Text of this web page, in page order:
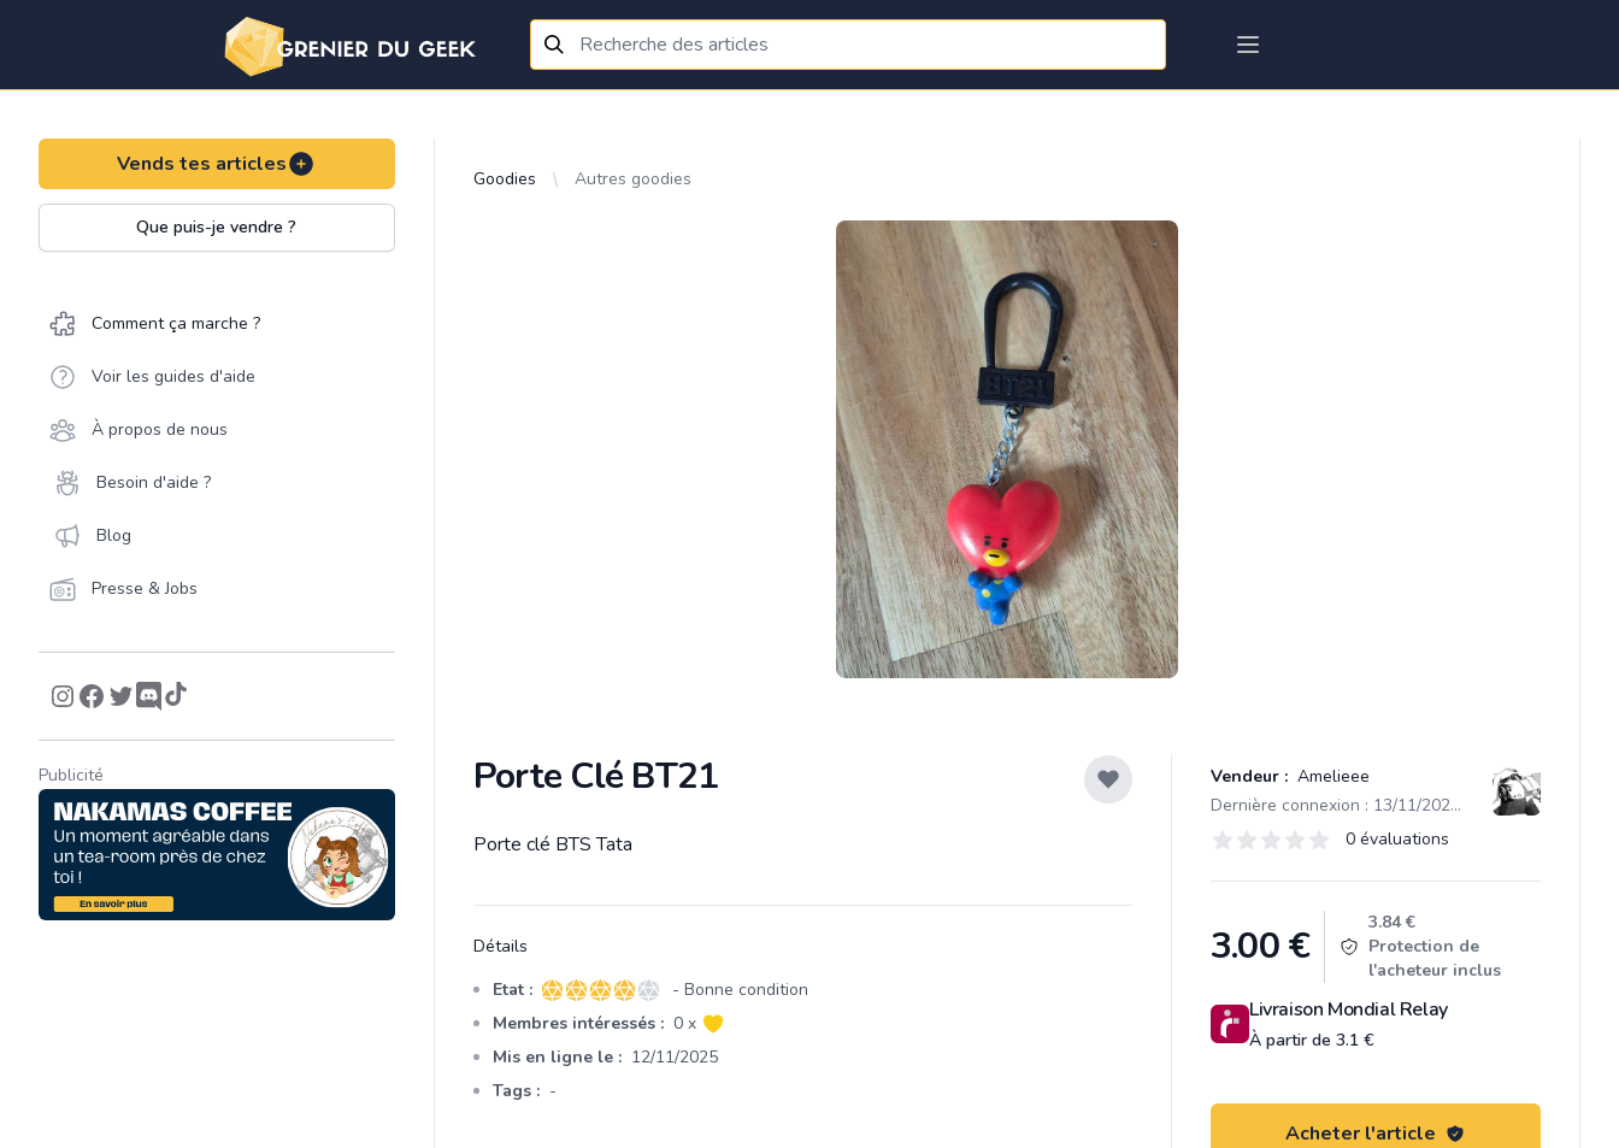
Vends tes articles
Que puis-je vendre ?
Comment ça marche ?
Voir les guides d'aide
À propos de nous
Besoin d'aide ?
Blog
Presse & Jobs
Publicité
Goodies Autres goodies
Porte Clé BT21 Vendeur : Amelieee
Dernière connexion : 13/11/2025 10:06
Évaluations
0 sur 5 étoiles 0 évaluations
Product information
3.00€
3.84 €
Protection de
l'acheteur inclus
Livraison Mondial Relay
À partir de 3.1 €
Acheter l'article
Description
Porte clé BTS Tata
Détails
Etat : 4 sur 5 étoiles
- Bonne condition
Membres intéressés : 0 x
Mis en ligne le : 12/11/2025
Tags : -